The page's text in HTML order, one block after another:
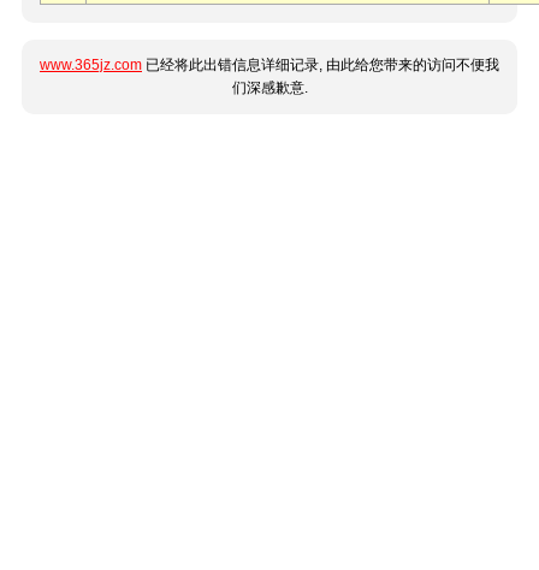
www.365jz.com 已经将此出错信息详细记录, 由此给您带来的访问不便我
们深感歉意.